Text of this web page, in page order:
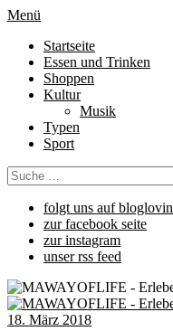
Menü
Startseite
Essen und Trinken
Shoppen
Kultur
Musik
Typen
Sport
folgt uns auf bloglovin
zur facebook seite
zur instagram
unser rss feed
18. März 2018